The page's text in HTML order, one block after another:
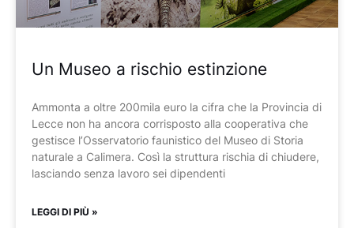
Un Museo a rischio estinzione
Ammonta a oltre 200mila euro la cifra che la Provincia di
Lecce non ha ancora corrisposto alla cooperativa che
gestisce l’Osservatorio faunistico del Museo di Storia
naturale a Calimera. Così la struttura rischia di chiudere,
lasciando senza lavoro sei dipendenti
LEGGI DI PIÙ »